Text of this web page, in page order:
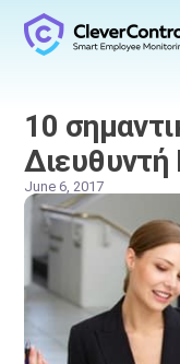
10
June 6, 2017